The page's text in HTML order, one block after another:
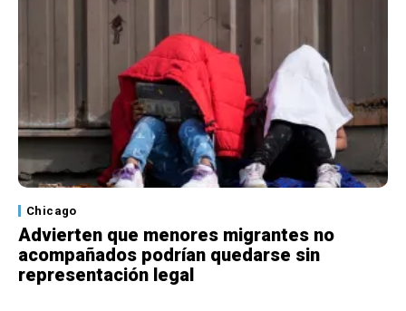
Chicago
Advierten que menores migrantes no
acompañados podrían quedarse sin
representación legal